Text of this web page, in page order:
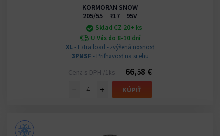
KORMORAN SNOW
205/55 R17 95V
Sklad CZ 20+ ks
U Vás do 8-10 dní
XL- Extra load - zvýšená nosnosť
3PMSF- Priľnavosť na snehu
Cena s DPH /1ks
66,58 €
−
+ KÚPIŤ